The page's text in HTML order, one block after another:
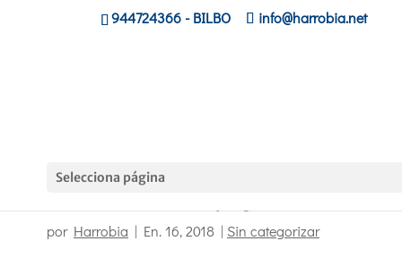
944724366- BILBO info@harrobia.net
Selecciona página
por Harrobia | En. 16, 2018 | Sin categorizar